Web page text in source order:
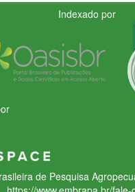
Indexado por
de Pesquisa